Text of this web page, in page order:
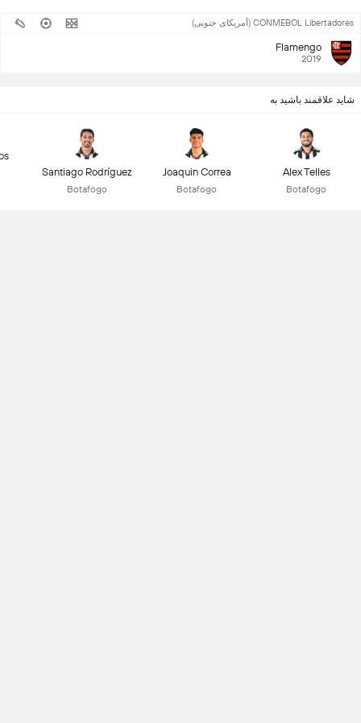
CONMEBOL Libertadores (آمریکای جنوبی)
Flamengo
2019
شاید علاقمند باشید به
Alex Telles
Botafogo
Joaquin Correa
Botafogo
Santiago Rodríguez
Botafogo